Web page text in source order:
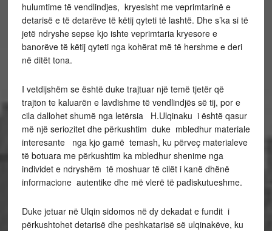
hulumtime të vendlindjes, kryesisht me veprimtarinë e
detarisë e të detarëve të këtij qyteti të lashtë. Dhe s’ka si të
jetë ndryshe sepse kjo ishte veprimtaria kryesore e
banorëve të këtij qyteti nga kohërat më të hershme e deri
në ditët tona.
I vetdijshëm se është duke trajtuar një temë tjetër që
trajton te kaluarën e lavdishme të vendlindjës së tij, por e
cila dallohet shumë nga letërsia H.Ulqinaku i është qasur
më një seriozitet dhe përkushtim duke mbledhur materiale
interesante nga kjo gamë temash, ku përveç materialeve
të botuara me përkushtim ka mbledhur shenime nga
individet e ndryshëm të moshuar të cilët i kanë dhënë
informacione autentike dhe më vlerë të padiskutueshme.
Duke jetuar në Ulqin sidomos në dy dekadat e fundit i
përkushtohet detarisë dhe peshkatarisë së ulqinakëve, ku